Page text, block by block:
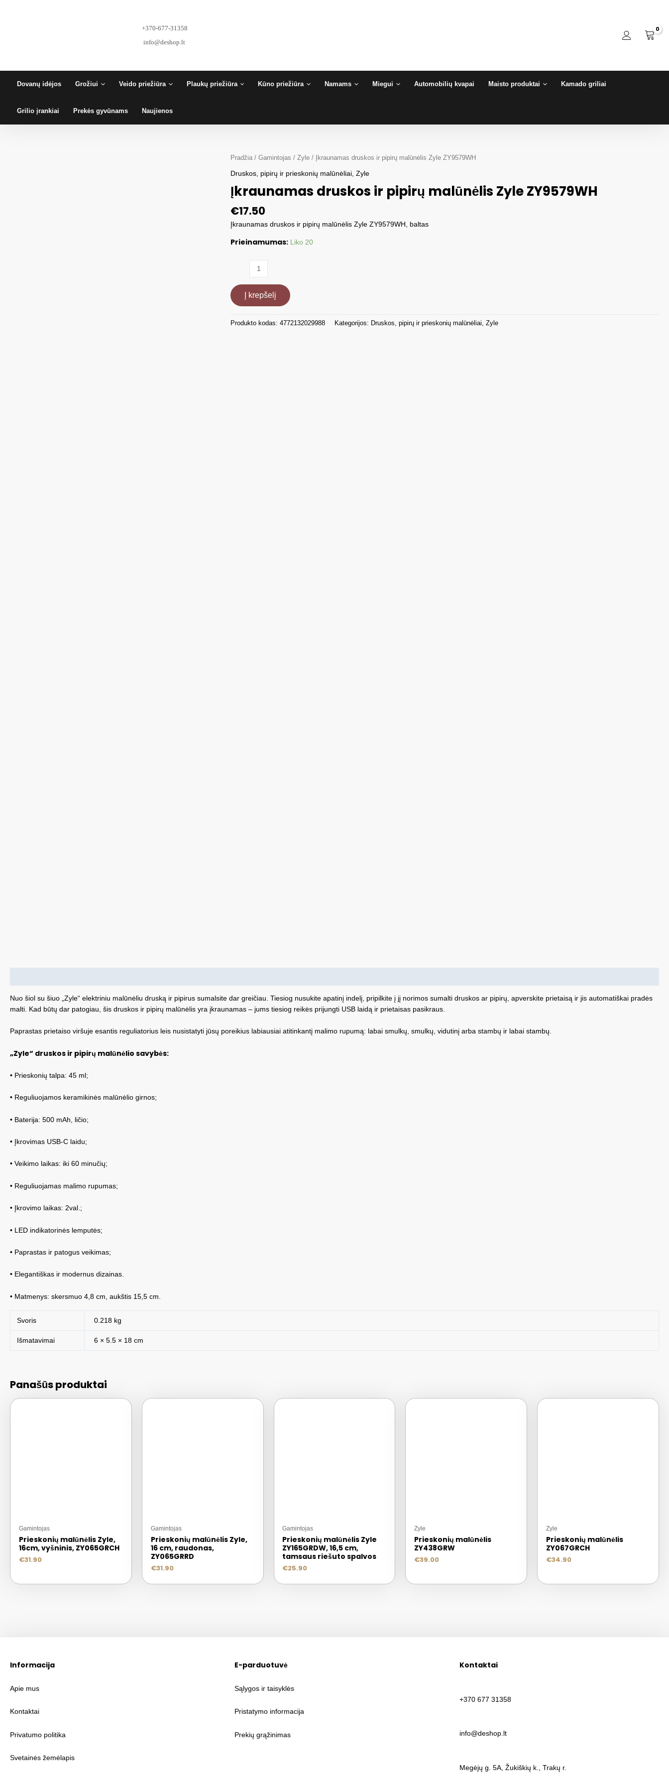
+370-677-31358
info@deshop.lt
Dovanų idėjos Grožiui Veido priežiūra Plaukų priežiūra Kūno priežiūra Namams Miegui Automobilių kvapai Maisto produktai Kamado griliai
Grilio įrankiai Prekės gyvūnams Naujienos
Pradžia /Gamintojas /Zyle / Įkraunamas druskos ir pipirų malūnėlis Zyle ZY9579WH
Druskos, pipirų ir prieskonių malūnėliai ,Zyle
Įkraunamas druskos ir pipirų malūnėlis Zyle ZY9579WH
€17.50
Įkraunamas druskos ir pipirų malūnėlis Zyle ZY9579WH, baltas
Prieinamumas: Liko 20
produkto
Įkraunamas
druskos
pipirų
Į krepšelį
Produkto kodas:4772132029988 Kategorijos: Druskos, pipirų ir prieskonių malūnėliai,Zyle
Nuo šiol su šiuo „Zyle“ elektriniu malūnėliu druską ir pipirus sumalsite dar greičiau. Tiesiog nusukite apatinį indelį, pripilkite į jį norimos sumalti druskos ar pipirų, apverskite prietaisą ir jis automatiškai pradės
malti. Kad būtų dar patogiau, šis druskos ir pipirų malūnėlis yra įkraunamas – jums tiesiog reikės prijungti USB laidą ir prietaisas pasikraus.
Paprastas prietaiso viršuje esantis reguliatorius leis nusistatyti jūsų poreikius labiausiai atitinkantį malimo rupumą: labai smulkų, smulkų, vidutinį arba stambų ir labai stambų.
„Zyle“ druskos ir pipirų malūnėlio savybės:
• Prieskonių talpa: 45 ml;
• Reguliuojamos keramikinės malūnėlio girnos;
• Baterija: 500 mAh, ličio;
• Įkrovimas USB-C laidu;
• Veikimo laikas: iki 60 minučių;
• Reguliuojamas malimo rupumas;
• Įkrovimo laikas: 2val.;
• LED indikatorinės lemputės;
• Paprastas ir patogus veikimas;
• Elegantiškas ir modernus dizainas.
• Matmenys: skersmuo 4,8 cm, aukštis 15,5 cm.
Svoris 0.218 kg
Išmatavimai 6 × 5.5 × 18 cm
Panašūs produktai
Gamintojas
Prieskonių malūnėlis Zyle,
16cm, vyšninis, ZY065GRCH
€31.90
Gamintojas
Prieskonių malūnėlis Zyle,
16 cm, raudonas,
ZY065GRRD
€31.90
Gamintojas
Prieskonių malūnėlis Zyle
ZY165GRDW, 16,5 cm,
tamsaus riešuto spalvos
€25.90
Zyle
Prieskonių malūnėlis
ZY438GRW
€39.00
Zyle
Prieskonių malūnėlis
ZY067GRCH
€34.90
Informacija
Apie mus
Kontaktai
Privatumo politika
Svetainės žemėlapis
E-parduotuvė
Sąlygos ir taisyklės
Pristatymo informacija
Prekių grąžinimas
Kontaktai
+370 677 31358
info@deshop.lt
Megėjų g. 5A, Žukiškių k., Trakų r.